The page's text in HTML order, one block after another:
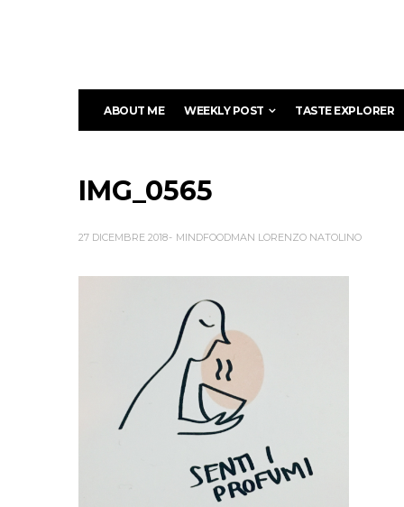
ABOUT ME WEEKLY POST TASTE EXPLORER
IMG_0565
27 DICEMBRE 2018 MINDFOODMAN LORENZO NATOLINO